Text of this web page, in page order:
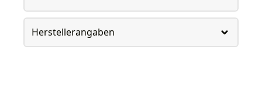
Herstellerangaben